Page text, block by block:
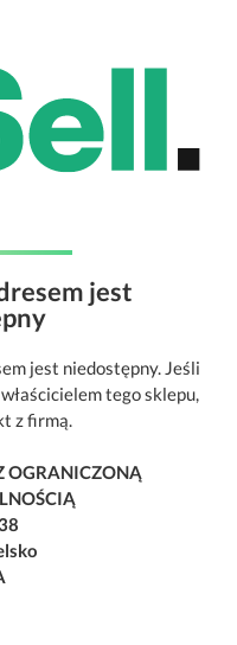
jest
jest niedostępny. Jeśli
tego sklepu,
z firmą.
OGRANICZONĄ